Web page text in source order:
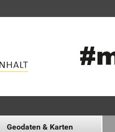
Geodaten & Karten